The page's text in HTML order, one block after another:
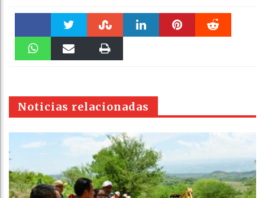
Faceboo Twitter Stumble
pt
Noticias relacionadas